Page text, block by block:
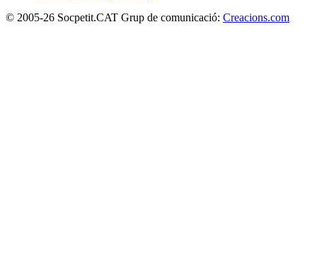
© 2005-26 Socpetit.CAT Grup de comunicació: Creacions.com